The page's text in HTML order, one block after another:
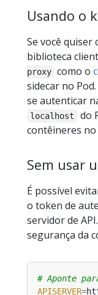
Usando o
Se você quiser
biblioteca
proxy como o
sidecar no
se autenticar
localhost
do
contêineres
Sem usar
É possível
o token de
servidor de
segurança da
# Aponte
APISERVER=